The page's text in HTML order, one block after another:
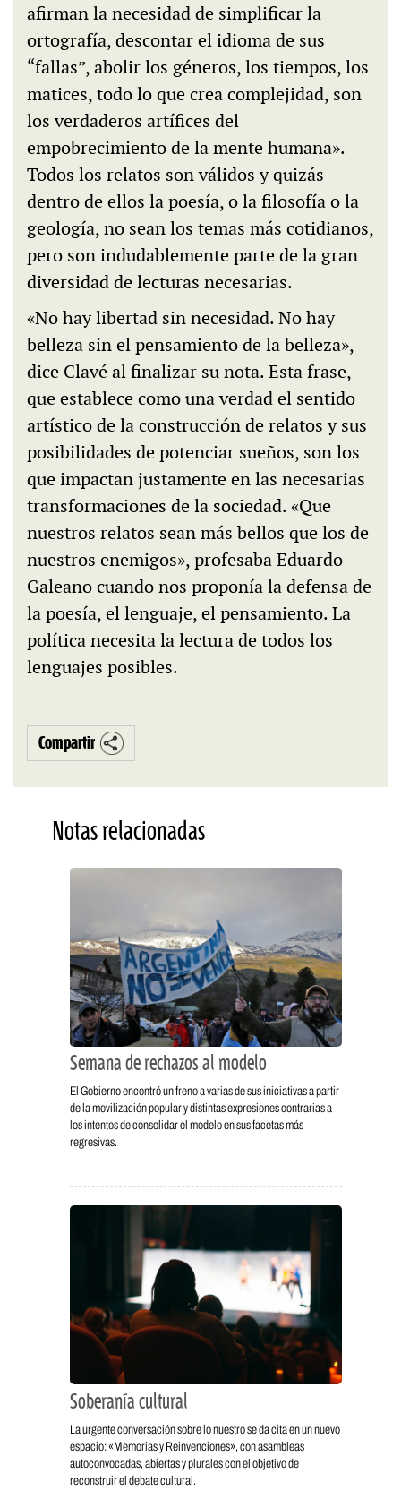
afirman la necesidad de simplificar la
ortografía, descontar el idioma de sus
“fallas”, abolir los géneros, los tiempos, los
matices, todo lo que crea complejidad, son
los verdaderos artífices del
empobrecimiento de la mente humana».
Todos los relatos son válidos y quizás
dentro de ellos la poesía, o la filosofía o la
geología, no sean los temas más cotidianos,
pero son indudablemente parte de la gran
diversidad de lecturas necesarias.
«No hay libertad sin necesidad. No hay
belleza sin el pensamiento de la belleza»,
dice Clavé al finalizar su nota. Esta frase,
que establece como una verdad el sentido
artístico de la construcción de relatos y sus
posibilidades de potenciar sueños, son los
que impactan justamente en las necesarias
transformaciones de la sociedad. «Que
nuestros relatos sean más bellos que los de
nuestros enemigos», profesaba Eduardo
Galeano cuando nos proponía la defensa de
la poesía, el lenguaje, el pensamiento. La
política necesita la lectura de todos los
lenguajes posibles.
Compartir
Notas relacionadas
Semana de rechazos al modelo
El Gobierno encontró un freno a varias de sus iniciativas a partir
de la movilización popular y distintas expresiones contrarias a
los intentos de consolidar el modelo en sus facetas más
regresivas.
Soberanía cultural
La urgente conversación sobre lo nuestro se da cita en un nuevo
espacio: «Memorias y Reinvenciones», con asambleas
autoconvocadas, abiertas y plurales con el objetivo de
reconstruir el debate cultural.